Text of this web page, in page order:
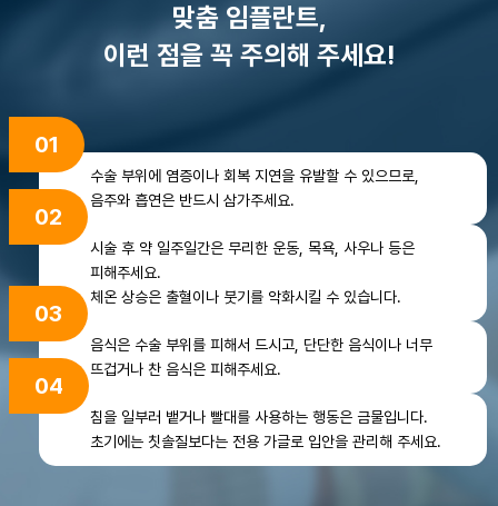
맞춤 임플란트,
이런 점을 꼭 주의해 주세요!
01
수술 부위에 염증이나 회복 지연을 유발할 수 있으므로,
음주와 흡연은 반드시 삼가주세요.
02
시술 후 약 일주일간은 무리한 운동, 목욕, 사우나 등은
피해주세요.
체온 상승은 출혈이나 붓기를 악화시킬 수 있습니다.
03
음식은 수술 부위를 피해서 드시고, 단단한 음식이나 너무
뜨겁거나 찬 음식은 피해주세요.
04
침을 일부러 뱉거나 빨대를 사용하는 행동은 금물입니다.
초기에는 칫솔질보다는 전용 가글로 입안을 관리해 주세요.